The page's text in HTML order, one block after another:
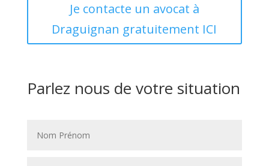
Je contacte un avocat à
Draguignan gratuitement ICI
Parlez nous de votre situation